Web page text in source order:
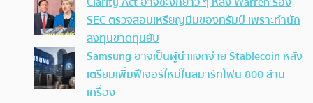
SEC ตรวจสอบเหรียญมีมของทรัมป์ เพราะทำนัก
ลงทุนขาดทุนยับ
Samsung อาจเป็นผู้นำแจกจ่าย Stablecoin หลัง
เตรียมเพิ่มฟีเจอร์ใหม่ในสมาร์ทโฟน 800 ล้าน
เครื่อง